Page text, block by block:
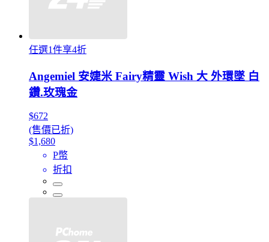
任選1件享4折
Angemiel 安婕米 Fairy精靈 Wish 大 外環墜 白
鑽.玫瑰金
$672
(售價已折)
$1,680
P幣
折扣